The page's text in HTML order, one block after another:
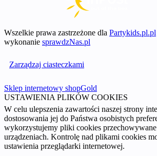
Wszelkie prawa zastrzeżone dla Partykids.pl.pl
wykonanie sprawdzNas.pl
Zarządzaj ciasteczkami
Sklep internetowy shopGold
USTAWIENIA PLIKÓW COOKIES
W celu ulepszenia zawartości naszej strony
dostosowania jej do Państwa osobistych
wykorzystujemy pliki cookies przechowywane
urządzeniach. Kontrolę nad plikami cookies
ustawienia przeglądarki internetowej.